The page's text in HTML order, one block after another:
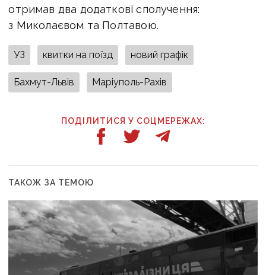
отримав два додаткові сполучення:
з Миколаєвом та Полтавою.
УЗ квитки на поїзд новий графік
Бахмут-Львів Маріуполь-Рахів
ПОДІЛИТИСЯ У СОЦМЕРЕЖАХ:
ТАКОЖ ЗА ТЕМОЮ